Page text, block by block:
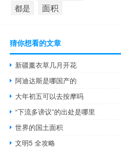
都是 面积
猜你想看的文章
新疆薰衣草几月开花
阿迪达斯是哪国产的
大年初五可以去按摩吗
“下流多谤议”的出处是哪里
世界的国土面积
文明5 全攻略